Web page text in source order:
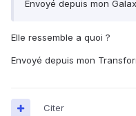
Envoyé depuis mon
Elle ressemble a quoi ?
Envoyé depuis mon
Citer